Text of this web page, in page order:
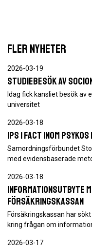
FLER NYHETER
2026-03-19
Studiebesök av
Idag fick kansliet besök av
universitet
2026-03-18
IPS i FACT inom
Samordningsförbundet
med evidensbaserade
2026-03-18
Informationsutbyte
Försäkringskassan
Försäkringskassan har
kring frågan om
2026-03-17